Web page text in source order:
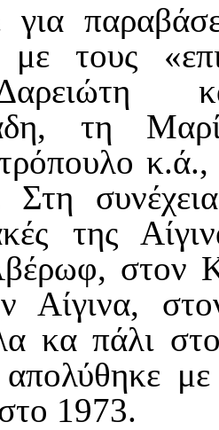
για
τους
τη
κ.ά.,
της
στον
Αίγινα,
κα πάλι
με
1973.